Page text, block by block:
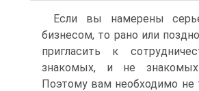
Если вы намерены
бизнесом, то рано или
пригласить к
знакомых, и не
Поэтому вам необходимо не